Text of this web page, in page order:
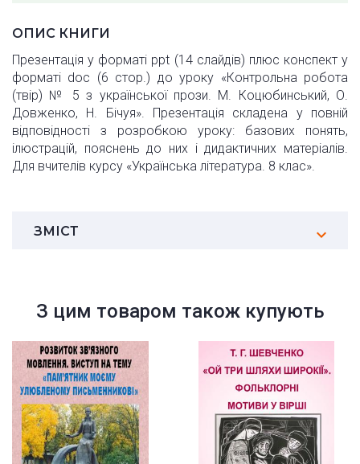
ОПИС КНИГИ
Презентація у форматі ppt (14 слайдів) плюс конспект у
форматі doc (6 стор.) до уроку «Контрольна робота
(твір) № 5 з української прози. М. Коцюбинський, О.
Довженко, Н. Бічуя». Презентація складена у повній
відповідності з розробкою уроку: базових понять,
ілюстрацій, пояснень до них і дидактичних матеріалів.
Для вчителів курсу «Українська література. 8 клас».
ЗМІСТ
З цим товаром також купують